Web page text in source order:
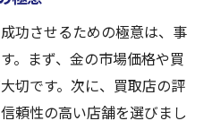
功させるための極意は、事
。まず、金の市場価格や買
切です。次に、買取店の評
頼性の高い店舗を選びまし